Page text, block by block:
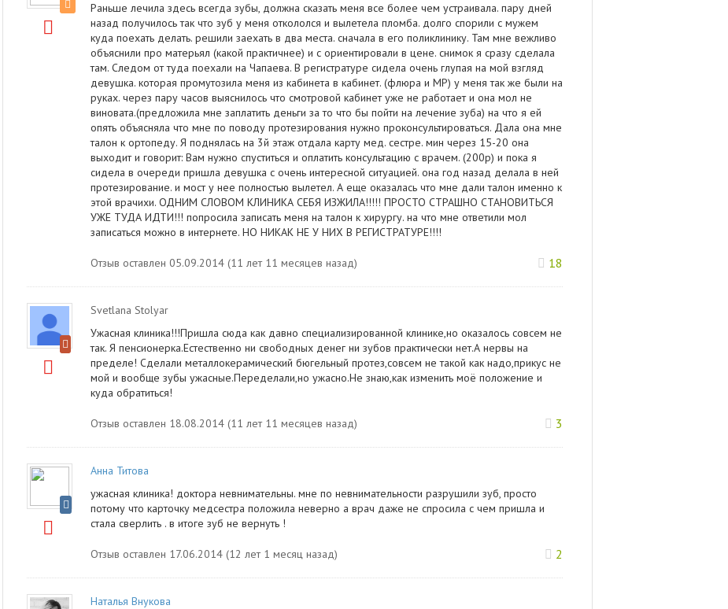
Раньше лечила здесь всегда зубы, должна сказать меня все более чем устраивала. пару дней
назад получилось так что зуб у меня откололся и вылетела пломба. долго спорили с мужем
куда поехать делать. решили заехать в два места. сначала в его поликлинику. Там мне вежливо
объяснили про матерьял (какой практичнее) и с ориентировали в цене. снимок я сразу сделала
там. Следом от туда поехали на Чапаева. В регистратуре сидела очень глупая на мой взгляд
девушка. которая промутозила меня из кабинета в кабинет. (флюра и МР) у меня так же были на
руках. через пару часов выяснилось что смотровой кабинет уже не работает и она мол не
виновата.(предложила мне заплатить деньги за то что бы пойти на лечение зуба) на что я ей
опять объясняла что мне по поводу протезирования нужно проконсультироваться. Дала она мне
талон к ортопеду. Я поднялась на 3й этаж отдала карту мед. сестре. мин через 15-20 она
выходит и говорит: Вам нужно спуститься и оплатить консультацию с врачем. (200р) и пока я
сидела в очереди пришла девушка с очень интересной ситуацией. она год назад делала в ней
протезирование. и мост у нее полностью вылетел. А еще оказалась что мне дали талон именно к
этой врачихи. ОДНИМ СЛОВОМ КЛИНИКА СЕБЯ ИЗЖИЛА!!!!! ПРОСТО СТРАШНО СТАНОВИТЬСЯ
УЖЕ ТУДА ИДТИ!!! попросила записать меня на талон к хирургу. на что мне ответили мол
записаться можно в интернете. НО НИКАК НЕ У НИХ В РЕГИСТРАТУРЕ!!!!
Отзыв оставлен 05.09.2014 (11 лет 11 месяцев назад) 18
Svetlana Stolyar
Ужасная клиника!!!Пришла сюда как давно специализированной клинике,но оказалось совсем не
так. Я пенсионерка.Естественно ни свободных денег ни зубов практически нет.А нервы на
пределе! Сделали металлокерамический бюгельный протез,совсем не такой как надо,прикус не
мой и вообще зубы ужасные.Переделали,но ужасно.Не знаю,как изменить моё положение и
куда обратиться!
Отзыв оставлен 18.08.2014 (11 лет 11 месяцев назад) 3
Анна Титова
ужасная клиника! доктора невнимательны. мне по невнимательности разрушили зуб, просто
потому что карточку медсестра положила неверно а врач даже не спросила с чем пришла и
стала сверлить . в итоге зуб не вернуть !
Отзыв оставлен 17.06.2014 (12 лет 1 месяц назад) 2
Наталья Внукова